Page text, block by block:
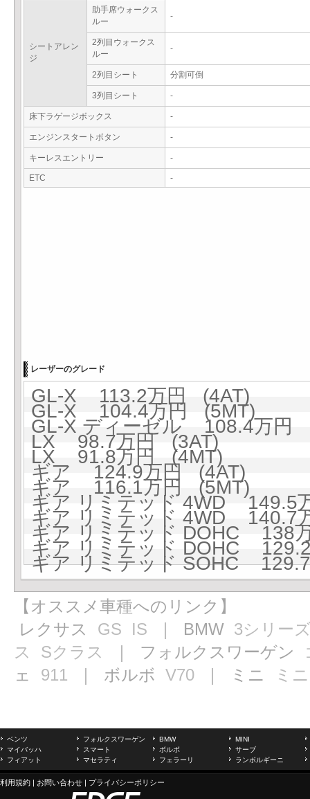
シートアレン
ジ
助手席ウォークス
ルー
-
2列目ウォークス
ルー
-
2列目シート 分割可倒
3列目シート -
床下ラゲージボックス -
エンジンスタートボタン -
キーレスエントリー -
ETC -
レーザーのグレード
GL-X 113.2万円 (4AT)
GL-X 104.4万円 (5MT)
GL-X ディーゼル 108.4万円
LX 98.7万円 (3AT)
LX 91.8万円 (4MT)
ギア 124.9万円 (4AT)
ギア 116.1万円 (5MT)
ギア リミテッド 4WD 149.5
ギア リミテッド 4WD 140.7
ギア リミテッド DOHC 138
ギア リミテッド DOHC
ギア リミテッド SOHC
【オススメ車種へのリンク】
レクサス GS IS ｜ BMW 3シリー
ス
Sクラス ｜ フォルクスワーゲン
ェ 911 ｜ ボルボ V70 ｜ ミニ ミニ
ベンツ フォルクスワーゲン BMW
MINI
マイバッハ
スマート ボルボ
サーブ
フィアット
マセラティ フェラーリ ランボルギーニ
利用規約 | お問い合わせ | プライバシーポリシー